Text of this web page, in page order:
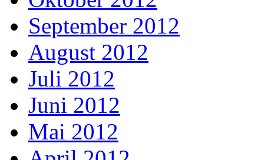
September 2012
August 2012
Juli 2012
Juni 2012
Mai 2012